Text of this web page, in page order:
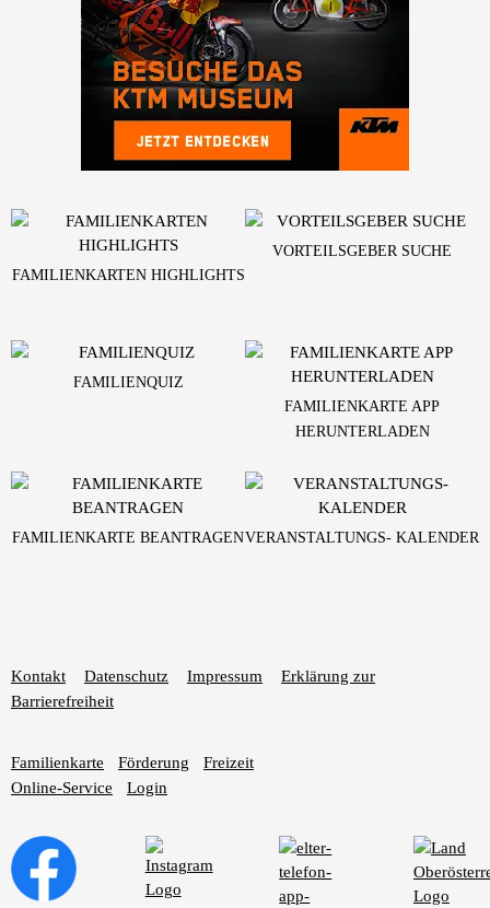
Kontakt Datenschutz Impressum
Erklärung zur
Barrierefreiheit
Familienkarte Förderung
Freizeit
Online-Service
Login
FAMILIENKARTEN HIGHLIGHTS
VORTEILSGEBER SUCHE
FAMILIENQUIZ
FAMILIENKARTE APP
HERUNTERLADEN
FAMILIENKARTE BEANTRAGENVERANSTALTUNGS- KALENDER